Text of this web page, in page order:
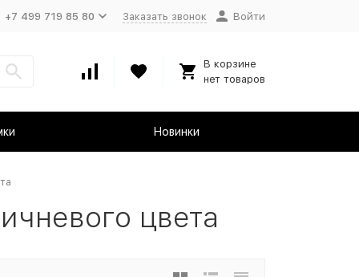
+7 499 719 85 80 Заказать звонок Войти
В корзине
нет товаров
Новинки
цвета